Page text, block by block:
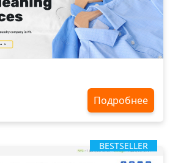
Подробнее
BESTSELLER